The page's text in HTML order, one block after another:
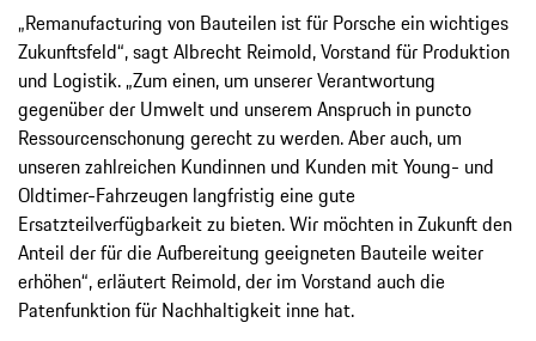
„Remanufacturing von Bauteilen ist für Porsche ein wichtiges
Zukunftsfeld“, sagt Albrecht Reimold, Vorstand für Produktion
und Logistik. „Zum einen, um unserer Verantwortung
gegenüber der Umwelt und unserem Anspruch in puncto
Ressourcenschonung gerecht zu werden. Aber auch, um
unseren zahlreichen Kundinnen und Kunden mit Young- und
Oldtimer-Fahrzeugen langfristig eine gute
Ersatzteilverfügbarkeit zu bieten. Wir möchten in Zukunft den
Anteil der für die Aufbereitung geeigneten Bauteile weiter
erhöhen“, erläutert Reimold, der im Vorstand auch die
Patenfunktion für Nachhaltigkeit inne hat.